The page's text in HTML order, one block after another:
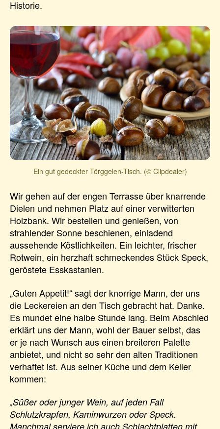
Historie.
Ein gut gedeckter Törggelen-Tisch. (© Clipdealer)
Wir gehen auf der engen Terrasse über knarrende
Dielen und nehmen Platz auf einer verwitterten
Holzbank. Wir bestellen und genießen, von
strahlender Sonne beschienen, einladend
aussehende Köstlichkeiten. Ein leichter, frischer
Rotwein, ein herzhaft schmeckendes Stück Speck,
geröstete Esskastanien.
„Guten Appetit!“ sagt der knorrige Mann, der uns
die Leckereien an den Tisch gebracht hat. Danke.
Es mundet eine halbe Stunde lang. Beim Abschied
erklärt uns der Mann, wohl der Bauer selbst, das
er je nach Wunsch aus einen breiteren Palette
anbietet, und nicht so sehr den alten Traditionen
verhaftet ist. Aus seiner Küche und dem Keller
kommen:
„Süßer oder junger Wein, auf jeden Fall
Schlutzkrapfen, Kaminwurzen oder Speck.
Manchmal serviere ich auch Schlachtplatten mit